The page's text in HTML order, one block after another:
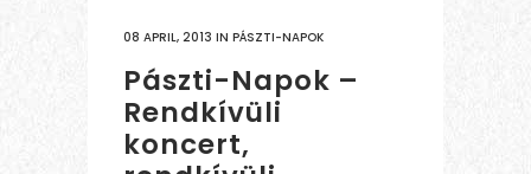
08 APRIL, 2013 IN PÁSZTI-NAPOK
Pászti-Napok –
Rendkívüli
koncert,